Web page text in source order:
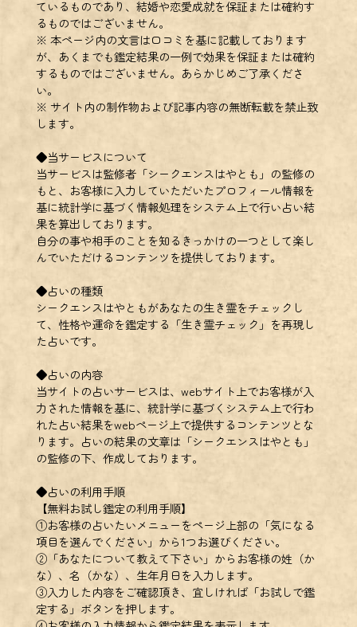
ているものであり、結婚や恋愛成就を保証または確約す
るものではございません。
※ 本ページ内の文言は口コミを基に記載しております
が、あくまでも鑑定結果の一例で効果を保証または確約
するものではございません。あらかじめご了承くださ
い。
※ サイト内の制作物および記事内容の無断転載を禁止致
します。
◆当サービスについて
当サービスは監修者「シークエンスはやとも」の監修の
もと、お客様に入力していただいたプロフィール情報を
基に統計学に基づく情報処理をシステム上で行い占い結
果を算出しております。
自分の事や相手のことを知るきっかけの一つとして楽し
んでいただけるコンテンツを提供しております。
◆占いの種類
シークエンスはやともがあなたの生き霊をチェックし
て、性格や運命を鑑定する「生き霊チェック」を再現し
た占いです。
◆占いの内容
当サイトの占いサービスは、webサイト上でお客様が入
力された情報を基に、統計学に基づくシステム上で行わ
れた占い結果をwebページ上で提供するコンテンツとな
ります。占いの結果の文章は「シークエンスはやとも」
の監修の下、作成しております。
◆占いの利用手順
【無料お試し鑑定の利用手順】
①お客様の占いたいメニューをページ上部の「気になる
項目を選んでください」から1つお選びください。
②「あなたについて教えて下さい」からお客様の姓（か
な）、名（かな）、生年月日を入力します。
③入力した内容をご確認頂き、宜しければ「お試しで鑑
定する」ボタンを押します。